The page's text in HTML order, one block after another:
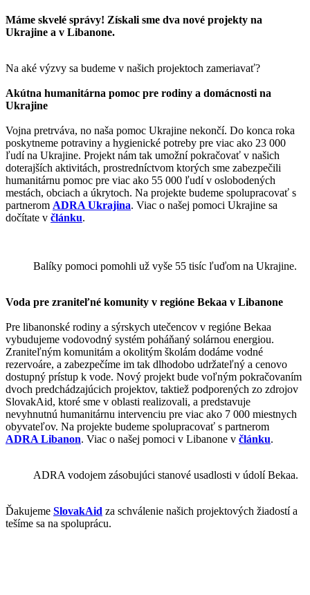
Máme skvelé správy! Získali sme dva nové projekty na
Ukrajine a v Libanone.
Na aké výzvy sa budeme v našich projektoch zameriavať?
Akútna humanitárna pomoc pre rodiny a domácnosti na
Ukrajine
Vojna pretrváva, no naša pomoc Ukrajine nekončí. Do konca roka
poskytneme potraviny a hygienické potreby pre viac ako 23 000
ľudí na Ukrajine. Projekt nám tak umožní pokračovať v našich
doterajších aktivitách, prostredníctvom ktorých sme zabezpečili
humanitárnu pomoc pre viac ako 55 000 ľudí v oslobodených
mestách, obciach a úkrytoch. Na projekte budeme spolupracovať s
partnerom ADRA Ukrajina. Viac o našej pomoci Ukrajine sa
dočítate v článku.
Balíky pomoci pomohli už vyše 55 tisíc ľuďom na Ukrajine.
Voda pre zraniteľné komunity v regióne Bekaa v Libanone
Pre libanonské rodiny a sýrskych utečencov v regióne Bekaa
vybudujeme vodovodný systém poháňaný solárnou energiou.
Zraniteľným komunitám a okolitým školám dodáme vodné
rezervoáre, a zabezpečíme im tak dlhodobo udržateľný a cenovo
dostupný prístup k vode. Nový projekt bude voľným pokračovaním
dvoch predchádzajúcich projektov, taktiež podporených zo zdrojov
SlovakAid, ktoré sme v oblasti realizovali, a predstavuje
nevyhnutnú humanitárnu intervenciu pre viac ako 7 000 miestnych
obyvateľov. Na projekte budeme spolupracovať s partnerom
ADRA Libanon. Viac o našej pomoci v Libanone v článku.
ADRA vodojem zásobujúci stanové usadlosti v údolí Bekaa.
Ďakujeme SlovakAid za schválenie našich projektových žiadostí a
tešíme sa na spoluprácu.